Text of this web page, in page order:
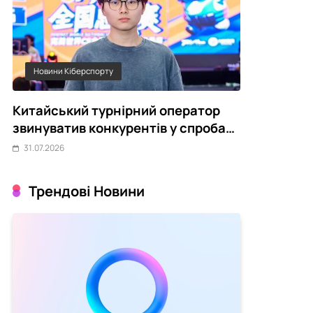
Новини Кіберспорту
Китайський турнірний оператор
звинуватив конкурентів у спробах
зірвати CS2-турніри
31.07.2026
Трендові Новини